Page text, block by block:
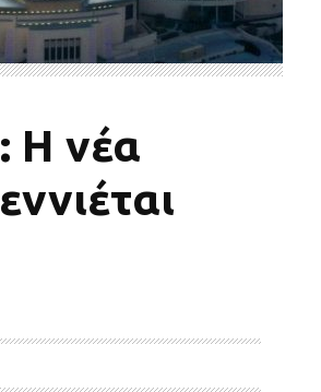
Η νέα